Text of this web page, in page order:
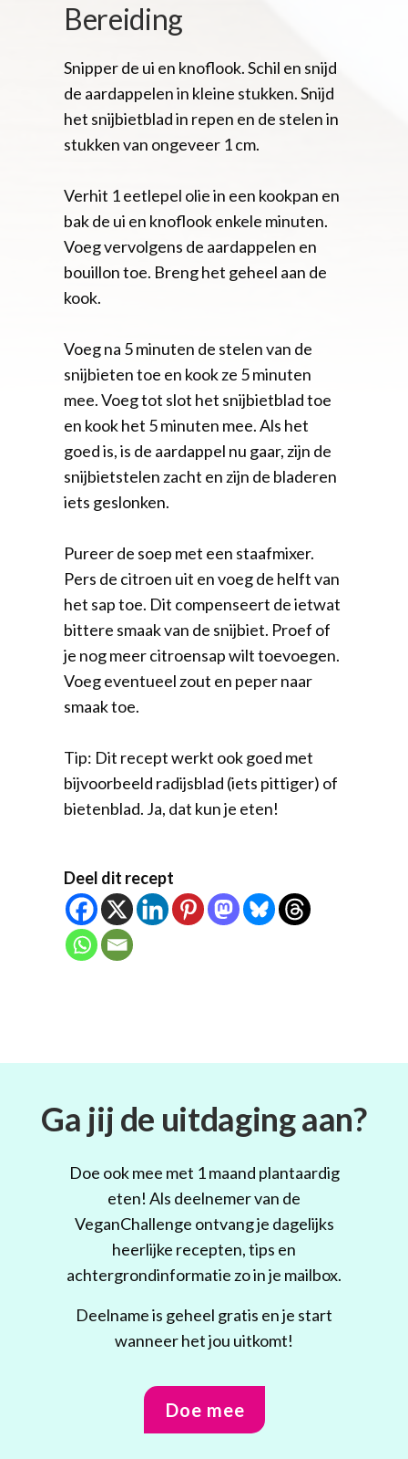
Bereiding
Snipper de ui en knoflook. Schil en snijd
de aardappelen in kleine stukken. Snijd
het snijbietblad in repen en de stelen in
stukken van ongeveer 1 cm.
Verhit 1 eetlepel olie in een kookpan en
bak de ui en knoflook enkele minuten.
Voeg vervolgens de aardappelen en
bouillon toe. Breng het geheel aan de
kook.
Voeg na 5 minuten de stelen van de
snijbieten toe en kook ze 5 minuten
mee. Voeg tot slot het snijbietblad toe
en kook het 5 minuten mee. Als het
goed is, is de aardappel nu gaar, zijn de
snijbietstelen zacht en zijn de bladeren
iets geslonken.
Pureer de soep met een staafmixer.
Pers de citroen uit en voeg de helft van
het sap toe. Dit compenseert de ietwat
bittere smaak van de snijbiet. Proef of
je nog meer citroensap wilt toevoegen.
Voeg eventueel zout en peper naar
smaak toe.
Tip: Dit recept werkt ook goed met
bijvoorbeeld radijsblad (iets pittiger) of
bietenblad. Ja, dat kun je eten!
Deel dit recept
Ga jij de uitdaging aan?
Doe ook mee met 1 maand plantaardig
eten! Als deelnemer van de
VeganChallenge ontvang je dagelijks
heerlijke recepten, tips en
achtergrondinformatie zo in je mailbox.
Deelname is geheel gratis en je start
wanneer het jou uitkomt!
Doe mee